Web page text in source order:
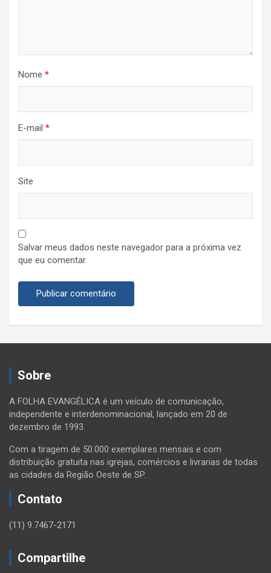
Nome *
E-mail *
Site
Salvar meus dados neste navegador para a próxima vez
que eu comentar.
Sobre
A FOLHA EVANGÉLICA é um veículo de comunicação,
independente e interdenominacional, lançado em 20 de
dezembro de 1993.
Com a tiragem de 50.000 exemplares mensais e com
distribuição gratuita nas igrejas, comércios e livrarias de todas
as cidades da Região Oeste de SP.
Contato
(11) 9.7467-2171
Compartilhe